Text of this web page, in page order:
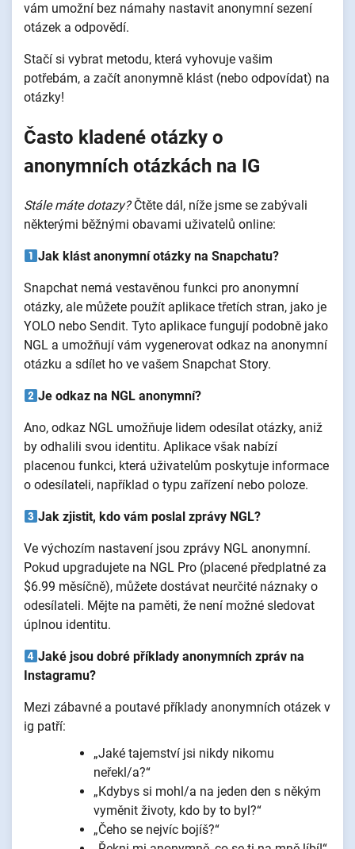
vám umožní bez námahy nastavit anonymní sezení
otázek a odpovědí.
Stačí si vybrat metodu, která vyhovuje vašim
potřebám, a začít anonymně klást (nebo odpovídat) na
otázky!
Často kladené otázky o
anonymních otázkách na IG
Stále máte dotazy?Čtěte dál, níže jsme se zabývali
některými běžnými obavami uživatelů online:
Jak klást anonymní otázky na Snapchatu?
Snapchat nemá vestavěnou funkci pro anonymní
otázky, ale můžete použít aplikace třetích stran, jako je
YOLO nebo Sendit. Tyto aplikace fungují podobně jako
NGL a umožňují vám vygenerovat odkaz na anonymní
otázku a sdílet ho ve vašem Snapchat Story.
Je odkaz na NGL anonymní?
Ano, odkaz NGL umožňuje lidem odesílat otázky, aniž
by odhalili svou identitu. Aplikace však nabízí
placenou funkci, která uživatelům poskytuje informace
o odesílateli, například o typu zařízení nebo poloze.
Jak zjistit, kdo vám poslal zprávy NGL?
Ve výchozím nastavení jsou zprávy NGL anonymní.
Pokud upgradujete na NGL Pro (placené předplatné za
$6.99 měsíčně), můžete dostávat neurčité náznaky o
odesílateli. Mějte na paměti, že není možné sledovat
úplnou identitu.
Jaké jsou dobré příklady anonymních zpráv na
Instagramu?
Mezi zábavné a poutavé příklady anonymních otázek v
ig patří:
„Jaké tajemství jsi nikdy nikomu
neřekl/a?“
„Kdybys si mohl/a na jeden den s někým
vyměnit životy, kdo by to byl?“
„Čeho se nejvíc bojíš?“